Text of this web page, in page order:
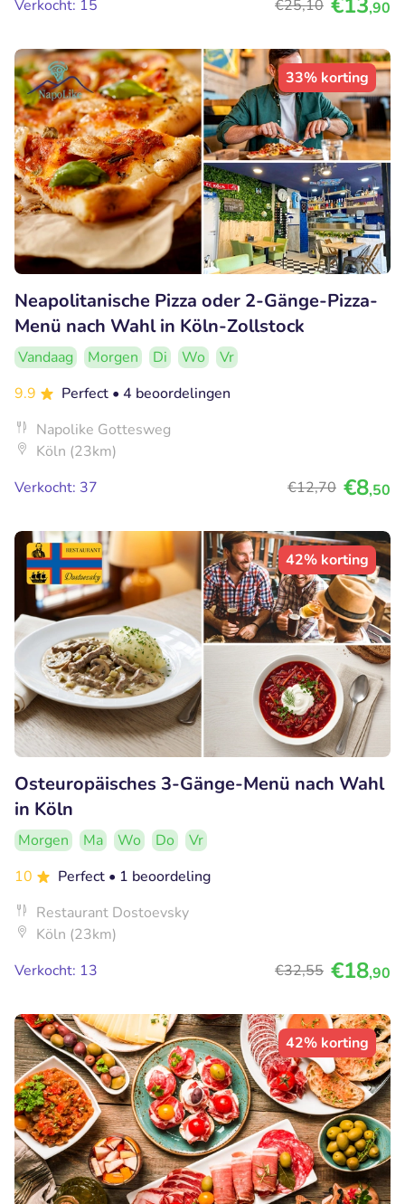
Verkocht: 15 €25,10 ,90
33% korting
Neapolitanische Pizza oder 2-Gänge-Pizza-
Menü nach Wahl in Köln-Zollstock
Vandaag Morgen Di Wo
Vr
9.9
Perfect • 4 beoordelingen
Napolike Gottesweg
Köln (23km)
Verkocht: 37
€12,70 €8,50
42% korting
Osteuropäisches 3-Gänge-Menü nach Wahl
in Köln
Morgen Ma Wo Do
Vr
10
Perfect • 1 beoordeling
Restaurant Dostoevsky
Köln (23km)
Verkocht: 13
€32,55 €18,90
42% korting